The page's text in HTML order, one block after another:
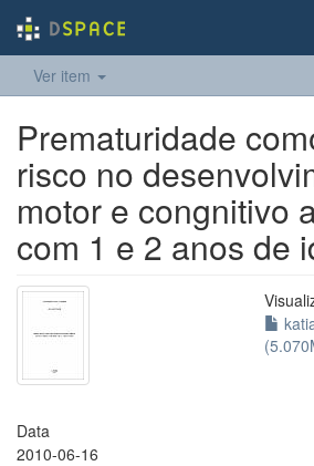
Ver item
Prematuridade
risco no
motor e congnitivo
com 1 e 2 anos de
Data
2010-06-16